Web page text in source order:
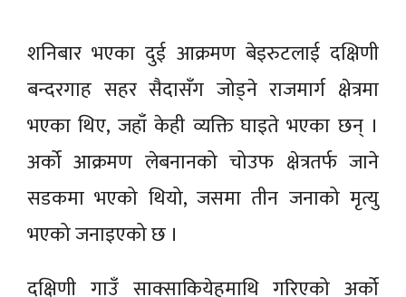
शनिबार भएका दुई आक्रमण बेइरुटलाई दक्षिणी
बन्दरगाह सहर सैदासँग जोड्ने राजमार्ग क्षेत्रमा
भएका थिए, जहाँ केही व्यक्ति घाइते भएका छन् ।
अर्को आक्रमण लेबनानको चोउफ क्षेत्रतर्फ जाने
सडकमा भएको थियो, जसमा तीन जनाको मृत्यु
भएको जनाइएको छ ।
दक्षिणी गाउँ साक्साकियेहमाथि गरिएको अर्को